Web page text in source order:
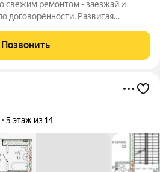
свежим ремонтом - заезжай и
Преимущества квартиры:
тонах.
Позвонить
5 этаж из 14